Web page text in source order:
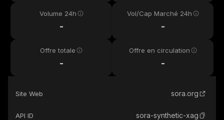
Volume 24h
-
Vol/Cap Marché 24h
-
Offre totale
-
Offre en circulation
-
Site Web sora.org
API ID sora-synthetic-xag